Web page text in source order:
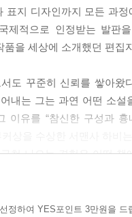
표지 디자인까지 모든 과
제적으로 인정받는 발판
품을 세상에 소개했던 편
도 꾸준히 신뢰를 쌓아
내는 그는 과연 어떤 소
이유를 “참신한 구성과
쳐 나오는 경험은 어떤
을 발표한 맥스 포터는 시
정하여 YES포인트 3만원을 드